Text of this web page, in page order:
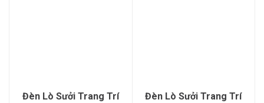
Đèn Lò Sưởi Trang Trí
Đèn Lò Sưởi Trang Trí